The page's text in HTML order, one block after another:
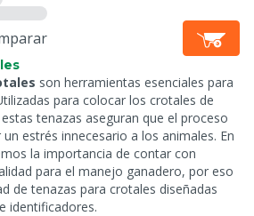
son herramientas esenciales para
para colocar los crotales de
tenazas aseguran que el proceso
estrés innecesario a los animales. En
la importancia de contar con
para el manejo ganadero, por eso
de tenazas para crotales diseñadas
identificadores.